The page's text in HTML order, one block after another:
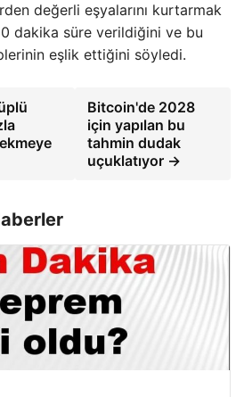
değerli eşyalarını kurtarmak
dakika süre verildiğini ve bu
eşlik ettiğini söyledi.
Bitcoin'de 2028
için yapılan bu
tahmin dudak
uçuklatıyor →